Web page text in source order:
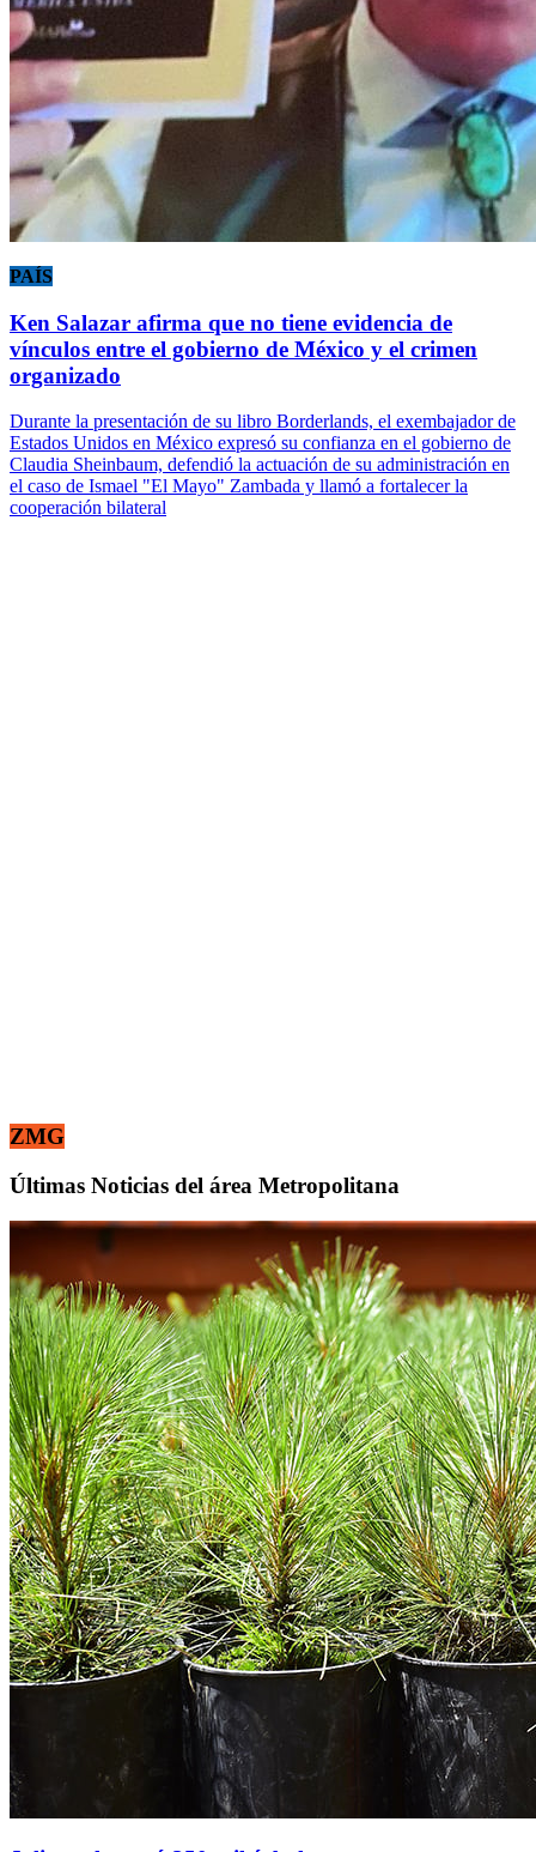
PAÍS
Ken Salazar afirma que no tiene evidencia de
vínculos entre el gobierno de México y el crimen
organizado
Durante la presentación de su libro Borderlands, el exembajador de
Estados Unidos en México expresó su confianza en el gobierno de
Claudia Sheinbaum, defendió la actuación de su administración en
el caso de Ismael "El Mayo" Zambada y llamó a fortalecer la
cooperación bilateral
ZMG
Últimas Noticias del área Metropolitana